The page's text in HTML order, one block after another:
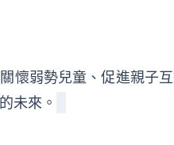
懷弱勢兒童、促進親子
未來。